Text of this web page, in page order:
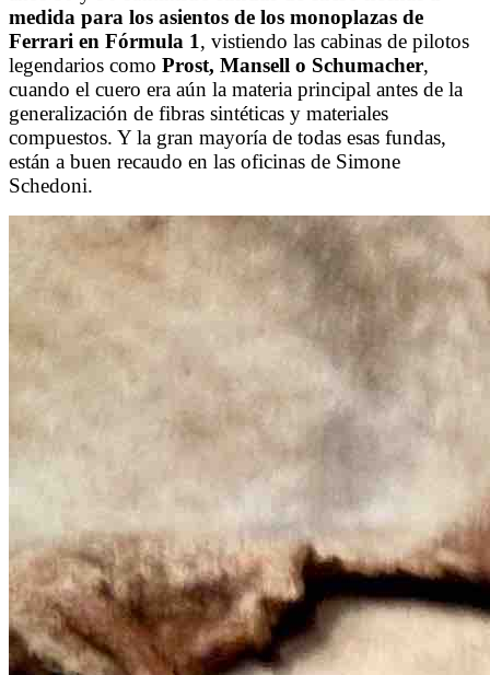
medida para los asientos de los monoplazas de
Ferrari en Fórmula 1, vistiendo las cabinas de pilotos
legendarios como Prost, Mansell o Schumacher,
cuando el cuero era aún la materia principal antes de la
generalización de fibras sintéticas y materiales
compuestos. Y la gran mayoría de todas esas fundas,
están a buen recaudo en las oficinas de Simone
Schedoni.